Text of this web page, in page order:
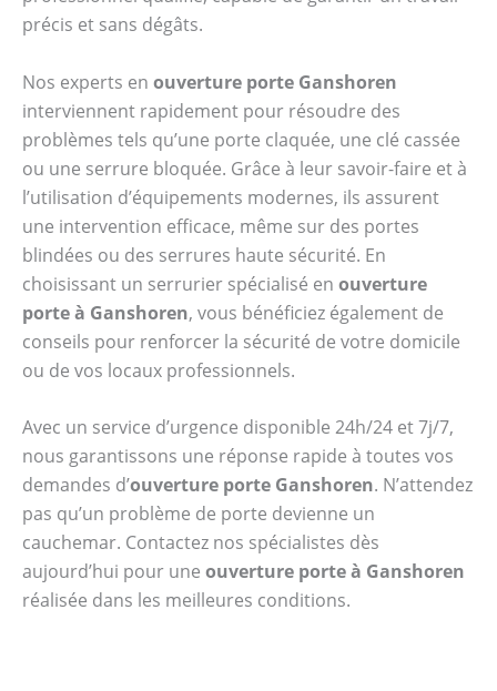
précis et sans dégâts.
Nos experts en ouverture porte Ganshoren
interviennent rapidement pour résoudre des
problèmes tels qu’une porte claquée, une clé cassée
ou une serrure bloquée. Grâce à leur savoir-faire et à
l’utilisation d’équipements modernes, ils assurent
une intervention efficace, même sur des portes
blindées ou des serrures haute sécurité. En
choisissant un serrurier spécialisé en ouverture
porte à Ganshoren, vous bénéficiez également de
conseils pour renforcer la sécurité de votre domicile
ou de vos locaux professionnels.
Avec un service d’urgence disponible 24h/24 et 7j/7,
nous garantissons une réponse rapide à toutes vos
demandes d’ouverture porte Ganshoren. N’attendez
pas qu’un problème de porte devienne un
cauchemar. Contactez nos spécialistes dès
aujourd’hui pour une ouverture porte à Ganshoren
réalisée dans les meilleures conditions.